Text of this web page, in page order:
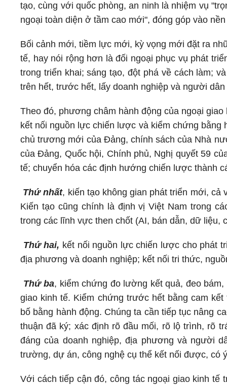
tạo, cùng với quốc phòng, an ninh là nhiệm vụ
ngoại toàn diện ở tầm cao mới", đóng góp vào
Bối cảnh mới, tiềm lực mới, kỳ vọng mới đặt ra
tế, hay nói rộng hơn là đối ngoại phục vụ phát
trong triển khai; sáng tạo, đột phá về cách làm;
trên hết, trước hết, lấy doanh nghiệp và người
Theo đó, phương châm hành động của ngoại
kết nối nguồn lực chiến lược và kiểm chứng bằng
chủ trương mới của Đảng, chính sách của Nhà
của Đảng, Quốc hội, Chính phủ, Nghị quyết 59
tế; chuyển hóa các định hướng chiến lược thành
Thứ nhất, kiến tạo không gian phát triển mới,
Kiến tạo cũng chính là định vị Việt Nam trong
trong các lĩnh vực then chốt (AI, bán dẫn, dữ
Thứ hai, kết nối nguồn lực chiến lược cho phát
địa phương và doanh nghiệp; kết nối tri thức,
Thứ ba, kiểm chứng đo lường kết quả, đeo
giao kinh tế. Kiểm chứng trước hết bằng cam
bố bằng hành động. Chúng ta cần tiếp tục nâng
thuận đã ký; xác định rõ đầu mối, rõ lộ trình, rõ
đáng của doanh nghiệp, địa phương và người
trường, dự án, công nghệ cụ thể kết nối được, có
Với cách tiếp cận đó, công tác ngoại giao kinh tế